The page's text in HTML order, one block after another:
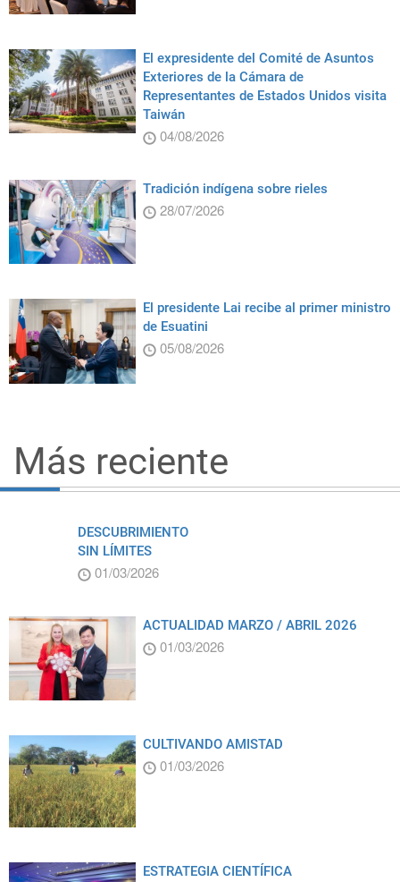
El expresidente del Comité de Asuntos
Exteriores de la Cámara de
Representantes de Estados Unidos visita
Taiwán
04/08/2026
Tradición indígena sobre rieles
28/07/2026
El presidente Lai recibe al primer ministro
de Esuatini
05/08/2026
Más reciente
DESCUBRIMIENTO
SIN LÍMITES
01/03/2026
ACTUALIDAD MARZO / ABRIL 2026
01/03/2026
CULTIVANDO AMISTAD
01/03/2026
ESTRATEGIA CIENTÍFICA